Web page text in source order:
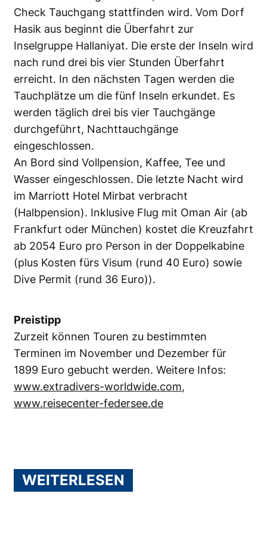
Check Tauchgang stattfinden wird. Vom Dorf
Hasik aus beginnt die Überfahrt zur
Inselgruppe Hallaniyat. Die erste der Inseln wird
nach rund drei bis vier Stunden Überfahrt
erreicht. In den nächsten Tagen werden die
Tauchplätze um die fünf Inseln erkundet. Es
werden täglich drei bis vier Tauchgänge
durchgeführt, Nachttauchgänge
eingeschlossen.
An Bord sind Vollpension, Kaffee, Tee und
Wasser eingeschlossen. Die letzte Nacht wird
im Marriott Hotel Mirbat verbracht
(Halbpension). Inklusive Flug mit Oman Air (ab
Frankfurt oder München) kostet die Kreuzfahrt
ab 2054 Euro pro Person in der Doppelkabine
(plus Kosten fürs Visum (rund 40 Euro) sowie
Dive Permit (rund 36 Euro)).
Preistipp
Zurzeit können Touren zu bestimmten
Terminen im November und Dezember für
1899 Euro gebucht werden. Weitere Infos:
www.extradivers-worldwide.com,
www.reisecenter-federsee.de
WEITERLESEN